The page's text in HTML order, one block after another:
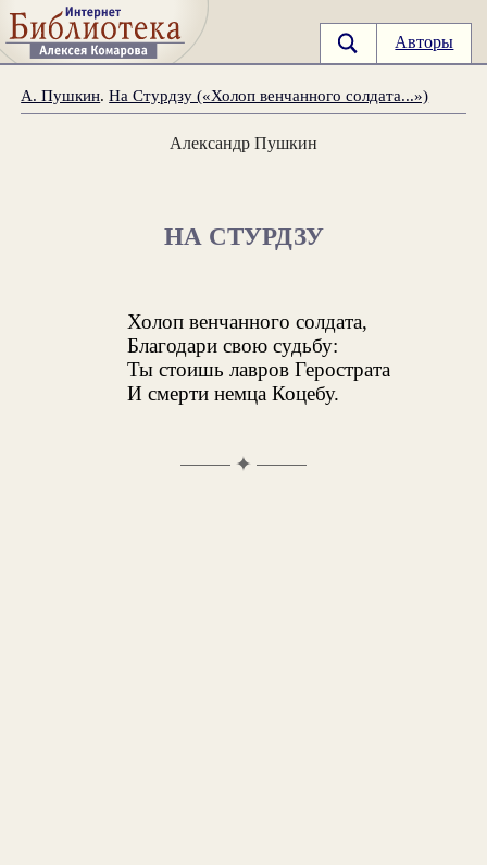
Авторы
А. Пушкин.На Стурдзу («Холоп венчанного солдата...»)
Александр Пушкин
НА СТУРДЗУ
Холоп венчанного солдата,
Благодари свою судьбу:
Ты стоишь лавров Герострата
И смерти немца Коцебу.
✦